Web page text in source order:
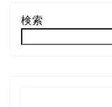
検索